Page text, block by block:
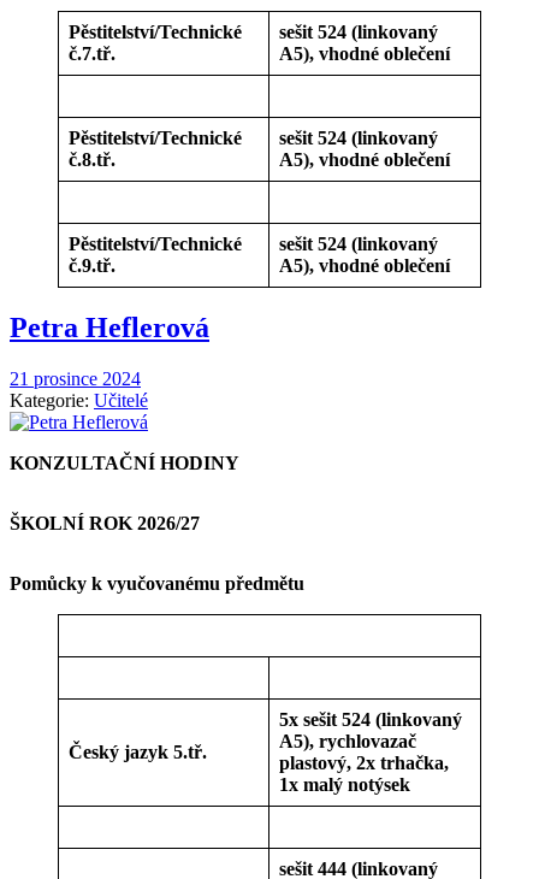
Pěstitelství/Technické
č.7.tř.
sešit 524 (linkovaný
A5), vhodné oblečení
Pěstitelství/Technické
č.8.tř.
sešit 524 (linkovaný
A5), vhodné oblečení
Pěstitelství/Technické
č.9.tř.
sešit 524 (linkovaný
A5), vhodné oblečení
Petra Heflerová
21 prosince 2024
Kategorie: Učitelé
KONZULTAČNÍ HODINY
ŠKOLNÍ ROK 2026/27
Pomůcky k vyučovanému předmětu
Český jazyk 5.tř.
5x sešit 524 (linkovaný
A5), rychlovazač
plastový, 2x trhačka,
1x malý notýsek
sešit 444 (linkovaný